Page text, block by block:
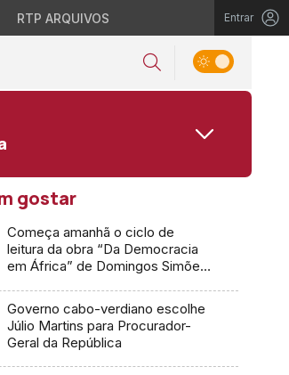
RTP ARQUIVOS Entrar
gostar
Começa amanhã o ciclo de
leitura da obra “Da Democracia
em África” de Domingos Simões
Governo cabo-verdiano escolhe
Júlio Martins para Procurador-
Geral da República